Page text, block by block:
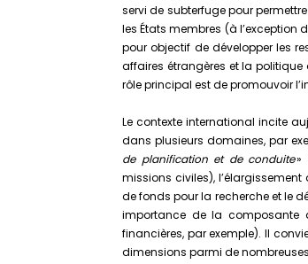
servi de subterfuge pour
les États membres (à l’exception
pour objectif de développer les
affaires étrangères et la politique
rôle principal est de promouvoir
Le contexte international incite
dans plusieurs domaines, par
de planification et de conduite»
missions civiles),
de fonds pour la recherche et le
importance de la composante
financières, par exemple). Il
dimensions parmi de